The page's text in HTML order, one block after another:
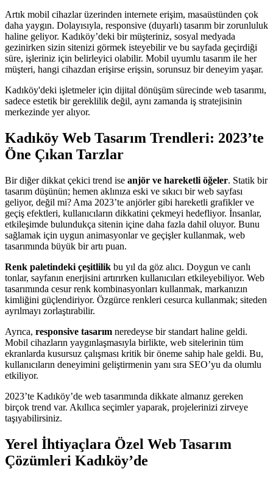
Artık mobil cihazlar üzerinden internete erişim, masaüstünden çok
daha yaygın. Dolayısıyla, responsive (duyarlı) tasarım bir zorunluluk
haline geliyor. Kadıköy’deki bir müşteriniz, sosyal medyada
gezinirken sizin sitenizi görmek isteyebilir ve bu sayfada geçirdiği
süre, işleriniz için belirleyici olabilir. Mobil uyumlu tasarım ile her
müşteri, hangi cihazdan erişirse erişsin, sorunsuz bir deneyim yaşar.
Kadıköy'deki işletmeler için dijital dönüşüm sürecinde web tasarımı,
sadece estetik bir gereklilik değil, aynı zamanda iş stratejisinin
merkezinde yer alıyor.
Kadıköy Web Tasarım Trendleri: 2023’te
Öne Çıkan Tarzlar
Bir diğer dikkat çekici trend ise anjör ve hareketli öğeler. Statik bir
tasarım düşünün; hemen aklınıza eski ve sıkıcı bir web sayfası
geliyor, değil mi? Ama 2023’te anjörler gibi hareketli grafikler ve
geçiş efektleri, kullanıcıların dikkatini çekmeyi hedefliyor. İnsanlar,
etkileşimde bulundukça sitenin içine daha fazla dahil oluyor. Bunu
sağlamak için uygun animasyonlar ve geçişler kullanmak, web
tasarımında büyük bir artı puan.
Renk paletindeki çeşitlilik bu yıl da göz alıcı. Doygun ve canlı
tonlar, sayfanın enerjisini artırırken kullanıcıları etkileyebiliyor. Web
tasarımında cesur renk kombinasyonları kullanmak, markanızın
kimliğini güçlendiriyor. Özgürce renkleri cesurca kullanmak; siteden
ayrılmayı zorlaştırabilir.
Ayrıca, responsive tasarım neredeyse bir standart haline geldi.
Mobil cihazların yaygınlaşmasıyla birlikte, web sitelerinin tüm
ekranlarda kusursuz çalışması kritik bir öneme sahip hale geldi. Bu,
kullanıcıların deneyimini geliştirmenin yanı sıra SEO’yu da olumlu
etkiliyor.
2023’te Kadıköy’de web tasarımında dikkate almanız gereken
birçok trend var. Akıllıca seçimler yaparak, projelerinizi zirveye
taşıyabilirsiniz.
Yerel İhtiyaçlara Özel Web Tasarım
Çözümleri Kadıköy’de